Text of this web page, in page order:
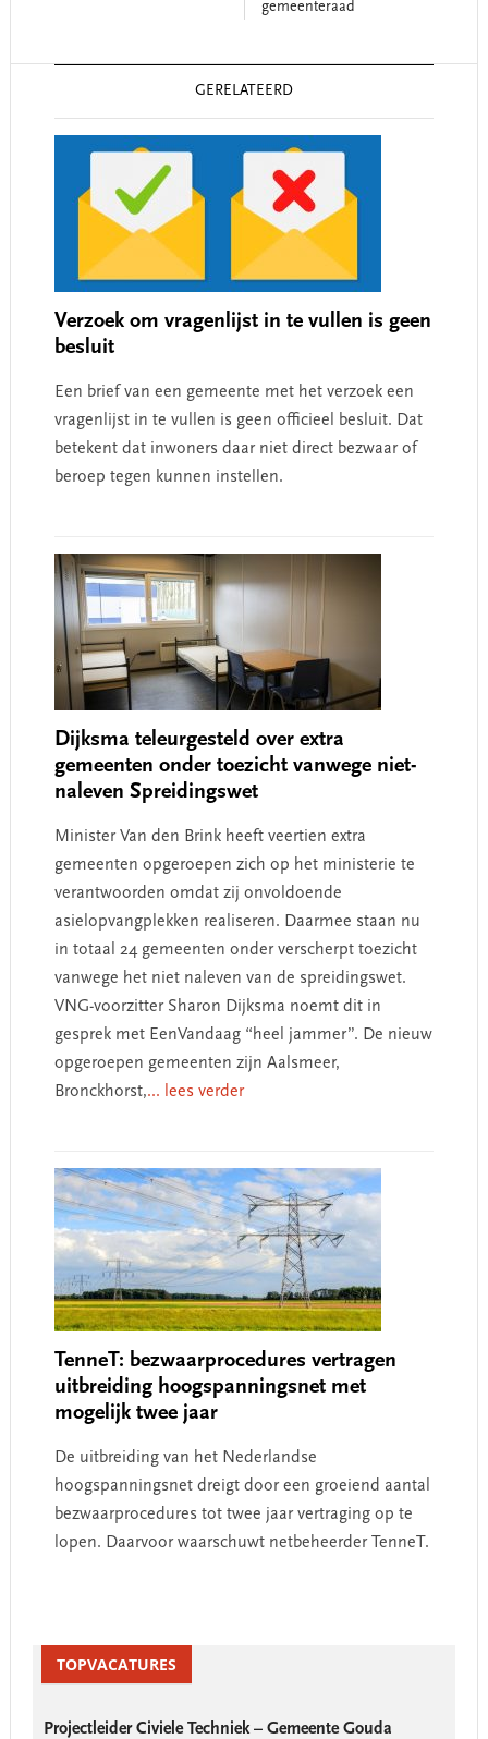
gemeenteraad
GERELATEERD
Verzoek om vragenlijst in te vullen is geen
besluit
Een brief van een gemeente met het verzoek een
vragenlijst in te vullen is geen officieel besluit. Dat
betekent dat inwoners daar niet direct bezwaar of
beroep tegen kunnen instellen.
Dijksma teleurgesteld over extra
gemeenten onder toezicht vanwege niet-
naleven Spreidingswet
Minister Van den Brink heeft veertien extra
gemeenten opgeroepen zich op het ministerie te
verantwoorden omdat zij onvoldoende
asielopvangplekken realiseren. Daarmee staan nu
in totaal 24 gemeenten onder verscherpt toezicht
vanwege het niet naleven van de spreidingswet.
VNG-voorzitter Sharon Dijksma noemt dit in
gesprek met EenVandaag “heel jammer”. De nieuw
opgeroepen gemeenten zijn Aalsmeer,
Bronckhorst,... lees verder
TenneT: bezwaarprocedures vertragen
uitbreiding hoogspanningsnet met
mogelijk twee jaar
De uitbreiding van het Nederlandse
hoogspanningsnet dreigt door een groeiend aantal
bezwaarprocedures tot twee jaar vertraging op te
lopen. Daarvoor waarschuwt netbeheerder TenneT.
SidebarTOPVACATURES
Projectleider Civiele Techniek – Gemeente Gouda